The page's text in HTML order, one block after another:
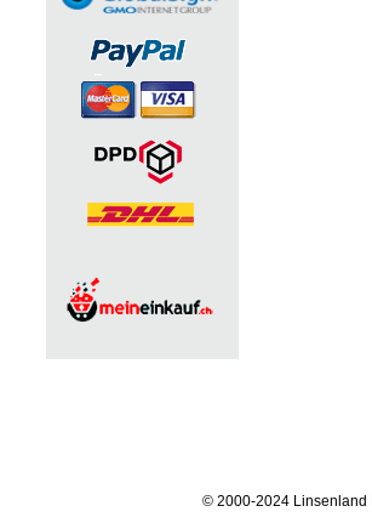
© 2000-2024 Linsenland